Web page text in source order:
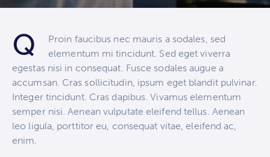
Q
Proin faucibus nec mauris a sodales, sed
elementum mi tincidunt. Sed eget viverra
egestas nisi in consequat. Fusce sodales augue a
accumsan. Cras sollicitudin, ipsum eget blandit pulvinar.
Integer tincidunt. Cras dapibus. Vivamus elementum
semper nisi. Aenean vulputate eleifend tellus. Aenean
leo ligula, porttitor eu, consequat vitae, eleifend ac,
enim.